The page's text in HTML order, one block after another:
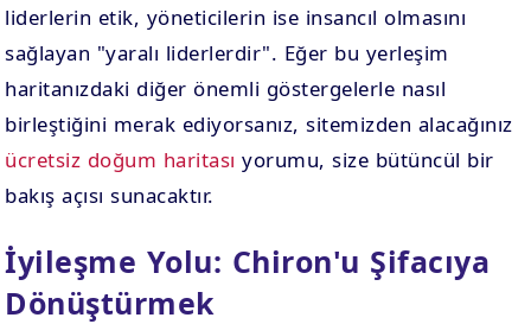
liderlerin etik, yöneticilerin ise insancıl olmasını
sağlayan "yaralı liderlerdir". Eğer bu yerleşim
haritanızdaki diğer önemli göstergelerle nasıl
birleştiğini merak ediyorsanız, sitemizden alacağınız
ücretsiz doğum haritası yorumu, size bütüncül bir
bakış açısı sunacaktır.
İyileşme Yolu: Chiron'u Şifacıya
Dönüştürmek